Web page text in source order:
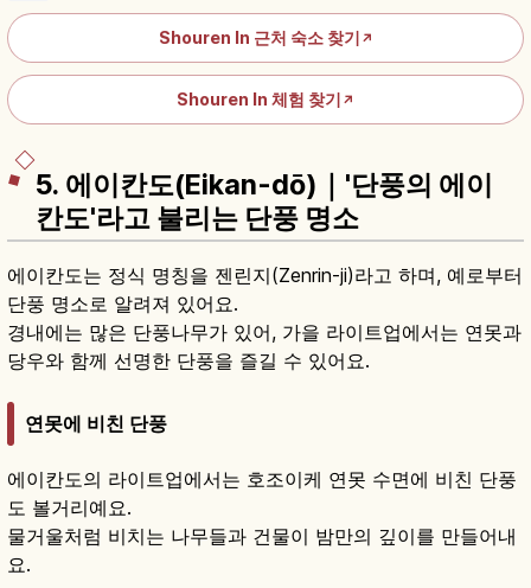
Shouren In 근처 숙소 찾기 ↗
Shouren In 체험 찾기 ↗
5. 에이칸도(Eikan-dō)｜'단풍의 에이
칸도'라고 불리는 단풍 명소
에이칸도는 정식 명칭을 젠린지(Zenrin-ji)라고 하며, 예로부터
단풍 명소로 알려져 있어요.
경내에는 많은 단풍나무가 있어, 가을 라이트업에서는 연못과
당우와 함께 선명한 단풍을 즐길 수 있어요.
연못에 비친 단풍
에이칸도의 라이트업에서는 호조이케 연못 수면에 비친 단풍
도 볼거리예요.
물거울처럼 비치는 나무들과 건물이 밤만의 깊이를 만들어내
요.